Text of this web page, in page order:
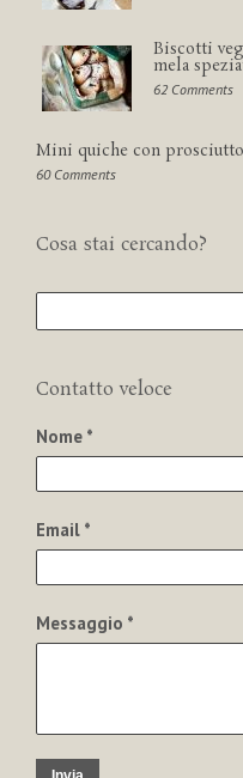
Biscotti
mela
62 Comments
Mini quiche con
60 Comments
Cosa stai cercando?
Contatto veloce
Nome *
Email *
Messaggio *